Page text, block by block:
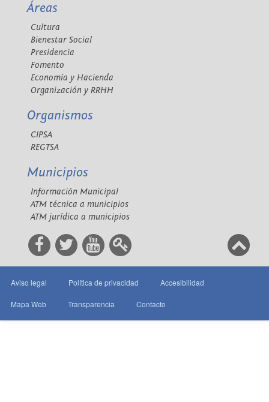
Áreas
Cultura
Bienestar Social
Presidencia
Fomento
Economía y Hacienda
Organización y RRHH
Organismos
CIPSA
REGTSA
Municipios
Información Municipal
ATM técnica a municipios
ATM jurídica a municipios
Aviso legal Política de privacidad Accesibilidad
Mapa Web Transparencia Contacto